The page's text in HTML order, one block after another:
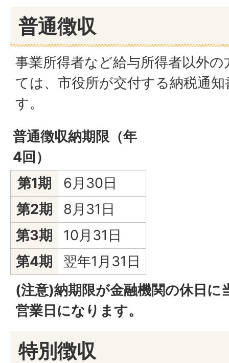
普通徴収
事業所得者など給与所得者以外
ては、市役所が交付する納税通
す。
普通徴収納期限（年
4回）
第1期
6月30日
第2期
8月31日
第3期
10月31日
第4期
翌年1月31日
(注意)納期限が金融機関の休日に
営業日になります。
特別徴収